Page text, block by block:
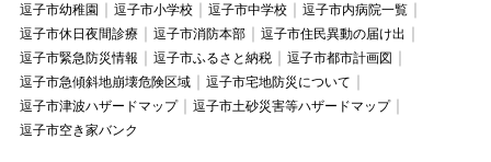
逗子市幼稚園
逗子市小学校 逗子市中学校
逗子市内病院一覧
逗子市休日夜間診療
逗子市消防本部
逗子市住民異動の届け出
逗子市緊急防災情報
逗子市ふるさと納税
逗子市都市計画図
逗子市急傾斜地崩壊危険区域
逗子市宅地防災について
逗子市津波ハザードマップ
逗子市土砂災害等ハザードマップ
逗子市空き家バンク